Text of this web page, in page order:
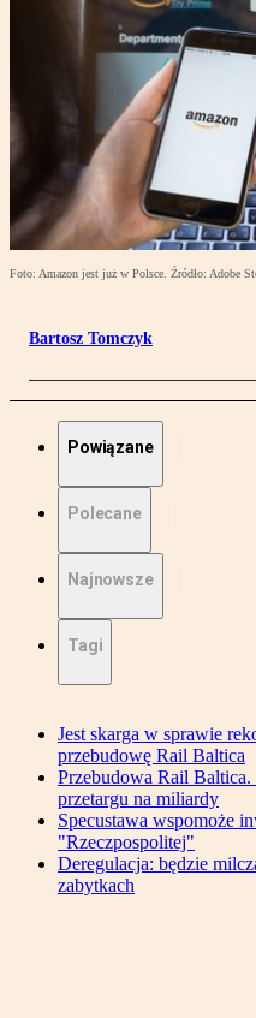
Foto: Amazon jest już w Polsce. Źródło: Adobe
Bartosz Tomczyk
Powiązane
Polecane
Najnowsze
Tagi
Jest skarga w sprawie
przebudowę Rail Baltica
Przebudowa Rail Baltica.
przetargu na miliardy
Specustawa wspomoże
"Rzeczpospolitej"
Deregulacja: będzie
zabytkach